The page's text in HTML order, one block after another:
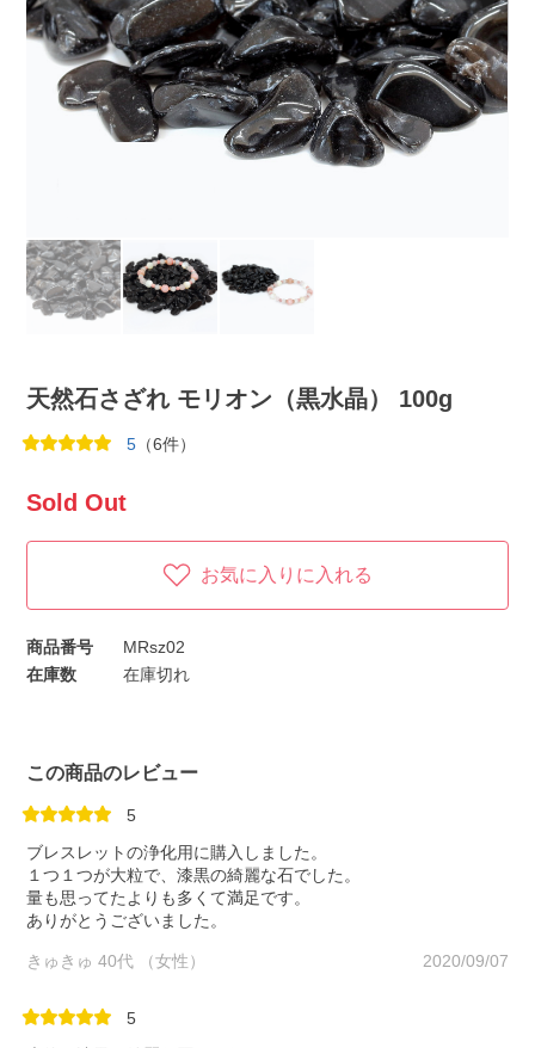
天然石さざれ モリオン（黒水晶） 100g
5 （6件）
Sold Out
お気に入りに入れる
商品番号
MRsz02
在庫数
在庫切れ
この商品のレビュー
5
ブレスレットの浄化用に購入しました。
１つ１つが大粒で、漆黒の綺麗な石でした。
量も思ってたよりも多くて満足です。
ありがとうございました。
きゅきゅ 40代 （女性） 2020/09/07
5